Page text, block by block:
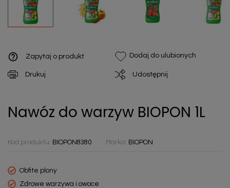
help_outline Zapytaj o produkt Dodaj do ulubionych
Drukuj Udostępnij
Nawóz do warzyw BIOPON 1L
Kod produktu: BIOPON8380 Marka: BIOPON
Obfite plony
Zdrowe warzywa i owoce